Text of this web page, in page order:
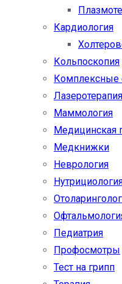
Кардиология
Кольпоскопия
Комплексные
Лазеротерапия
Маммология
Медицинская
Медкнижки
Неврология
Педиатрия
Профосмотры
Тест на грипп